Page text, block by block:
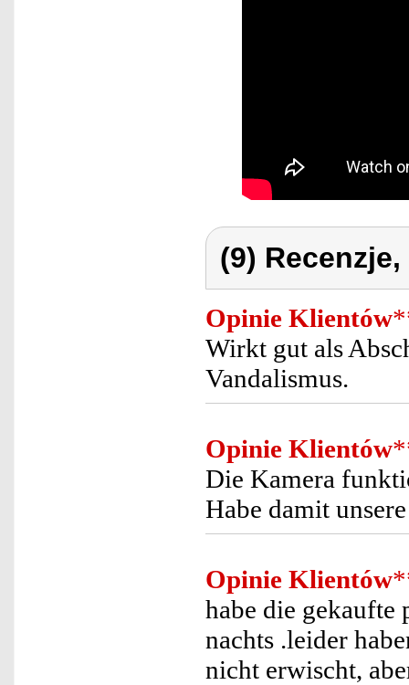
(9)
Opinie Klientów
Wirkt gut als
Vandalismus.
Opinie Klientów
Die Kamera
Habe damit
Opinie Klientów
habe die gekaufte
nachts .leider
nicht erwischt,